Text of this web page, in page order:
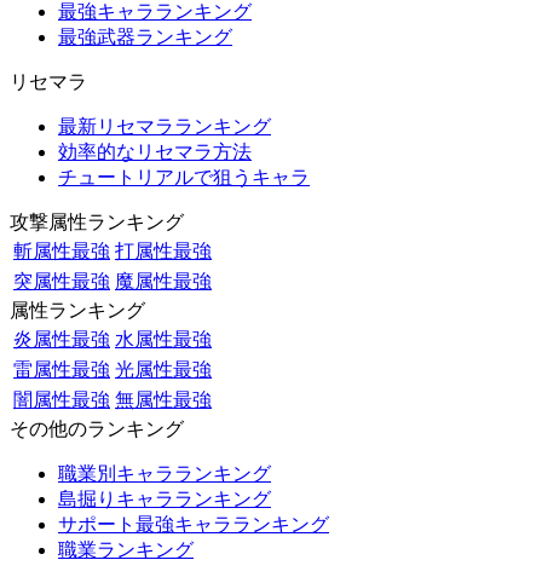
最強キャラランキング
最強武器ランキング
リセマラ
最新リセマラランキング
効率的なリセマラ方法
チュートリアルで狙うキャラ
攻撃属性ランキング
斬属性最強 打属性最強
突属性最強 魔属性最強
属性ランキング
炎属性最強 水属性最強
雷属性最強 光属性最強
闇属性最強 無属性最強
その他のランキング
職業別キャラランキング
島掘りキャラランキング
サポート最強キャラランキング
職業ランキング